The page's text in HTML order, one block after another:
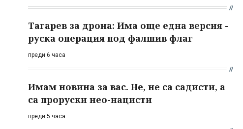
Тагарев за дрона: Има още една версия -
руска операция под фалшив флаг
преди 6 часа
Имам новина за вас. Не, не са садисти, а
са проруски нео-нацисти
преди 5 часа